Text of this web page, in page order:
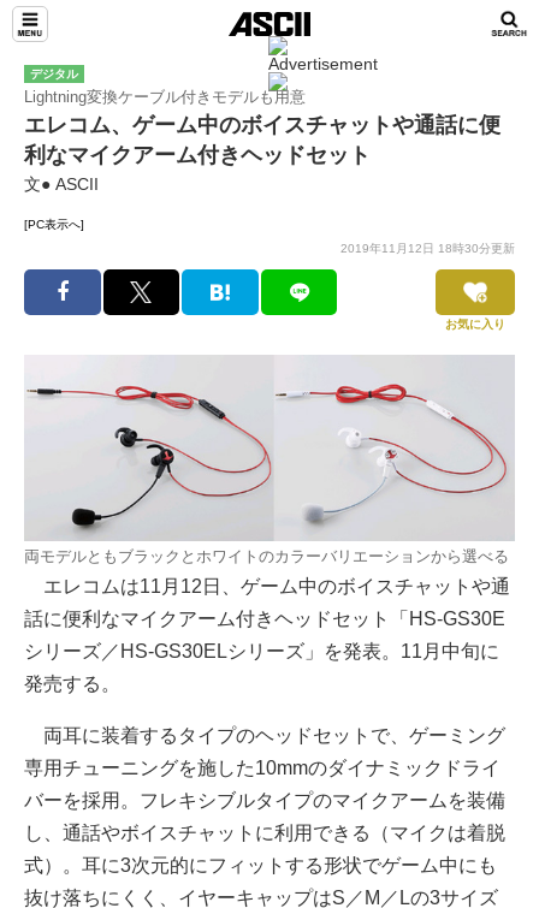
デジタル
Lightning変換ケーブル付きモデルも用意
エレコム、ゲーム中のボイスチャットや通話に便
利なマイクアーム付きヘッドセット
文● ASCII
[PC表示へ]
2019年11月12日 18時30分更新
お気に入り
両モデルともブラックとホワイトのカラーバリエーションから選べる
エレコムは11月12日、ゲーム中のボイスチャットや通
話に便利なマイクアーム付きヘッドセット「HS-GS30E
シリーズ／HS-GS30ELシリーズ」を発表。11月中旬に
発売する。
両耳に装着するタイプのヘッドセットで、ゲーミング
専用チューニングを施した10mmのダイナミックドライ
バーを採用。フレキシブルタイプのマイクアームを装備
し、通話やボイスチャットに利用できる（マイクは着脱
式）。耳に3次元的にフィットする形状でゲーム中にも
抜け落ちにくく、イヤーキャップはS／M／Lの3サイズ